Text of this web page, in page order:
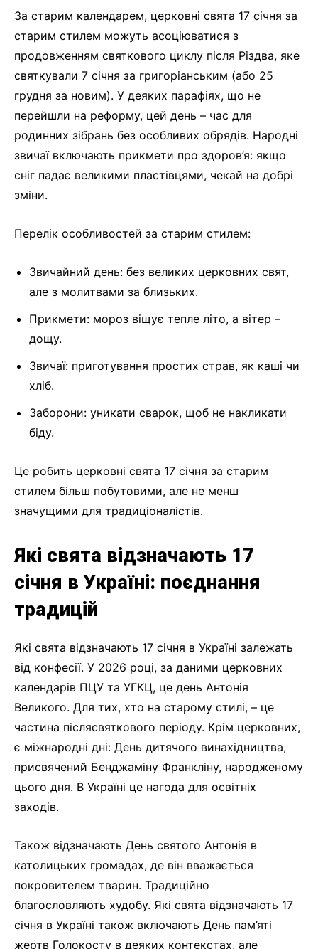
За старим календарем, церковні свята 17 січня за
старим стилем можуть асоціюватися з
продовженням святкового циклу після Різдва, яке
святкували 7 січня за григоріанським (або 25
грудня за новим). У деяких парафіях, що не
перейшли на реформу, цей день – час для
родинних зібрань без особливих обрядів. Народні
звичаї включають прикмети про здоров’я: якщо
сніг падає великими пластівцями, чекай на добрі
зміни.
Перелік особливостей за старим стилем:
Звичайний день: без великих церковних свят,
але з молитвами за близьких.
Прикмети: мороз віщує тепле літо, а вітер –
дощу.
Звичаї: приготування простих страв, як каші чи
хліб.
Заборони: уникати сварок, щоб не накликати
біду.
Це робить церковні свята 17 січня за старим
стилем більш побутовими, але не менш
значущими для традиціоналістів.
Які свята відзначають 17
січня в Україні: поєднання
традицій
Які свята відзначають 17 січня в Україні залежать
від конфесії. У 2026 році, за даними церковних
календарів ПЦУ та УГКЦ, це день Антонія
Великого. Для тих, хто на старому стилі, – це
частина післясвяткового періоду. Крім церковних,
є міжнародні дні: День дитячого винахідництва,
присвячений Бенджаміну Франкліну, народженому
цього дня. В Україні це нагода для освітніх
заходів.
Також відзначають День святого Антонія в
католицьких громадах, де він вважається
покровителем тварин. Традиційно
благословляють худобу. Які свята відзначають 17
січня в Україні також включають День пам’яті
жертв Голокосту в деяких контекстах, але